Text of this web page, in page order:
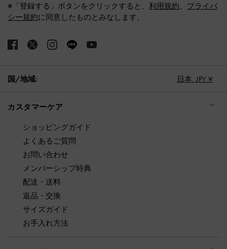
※「登録する」ボタンをクリックすると、 利用規約、 プライバ
シー規約に同意したものとみなします。
国/地域: 日本, JPY ¥
カスタマーケア
ショッピングガイド
よくあるご質問
お問い合わせ
メンバーシップ特典
配送・送料
返品・交換
サイズガイド
お手入れ方法